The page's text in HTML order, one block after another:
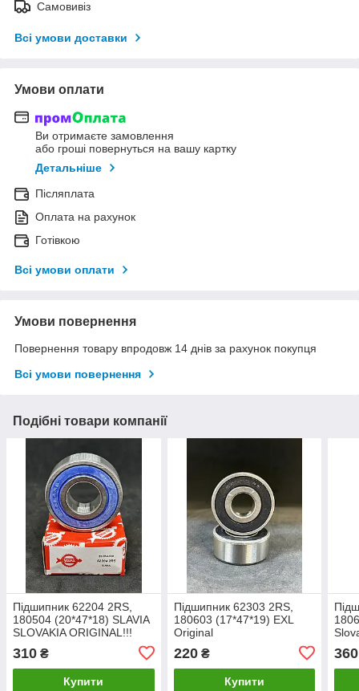
Самовивіз
Всі умови доставки
Умови оплати
Ви отримаєте замовлення
або гроші повернуться на вашу картку
Детальніше
Післяплата
Оплата на рахунок
Готівкою
Всі умови оплати
Умови повернення
Повернення товару впродовж 14 днів за рахунок покупця
Всі умови повернення
Подібні товари компанії
Підшипник 62204 2RS,
180504 (20*47*18) SLAVIA
SLOVAKIA ORIGINAL!!!
310 ₴
Купити
Підшипник 62303 2RS,
180603 (17*47*19) EXL
Original
220₴
Купити
360